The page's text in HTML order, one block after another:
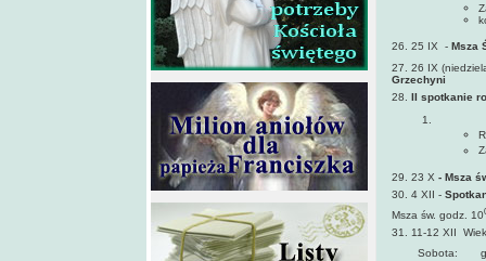
26. 25 IX - Msza
27. 26 IX
Grzechyni
28. II spotkanie
29. 23 X - Msza
30. 4 XII -
Msza św. godz. 10
31. 11-12 XII
Sobota: